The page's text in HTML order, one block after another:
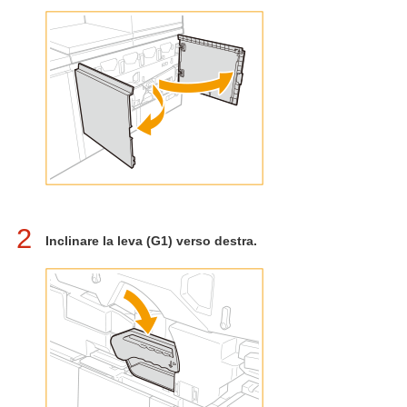
2 Inclinare la leva (G1) verso destra.